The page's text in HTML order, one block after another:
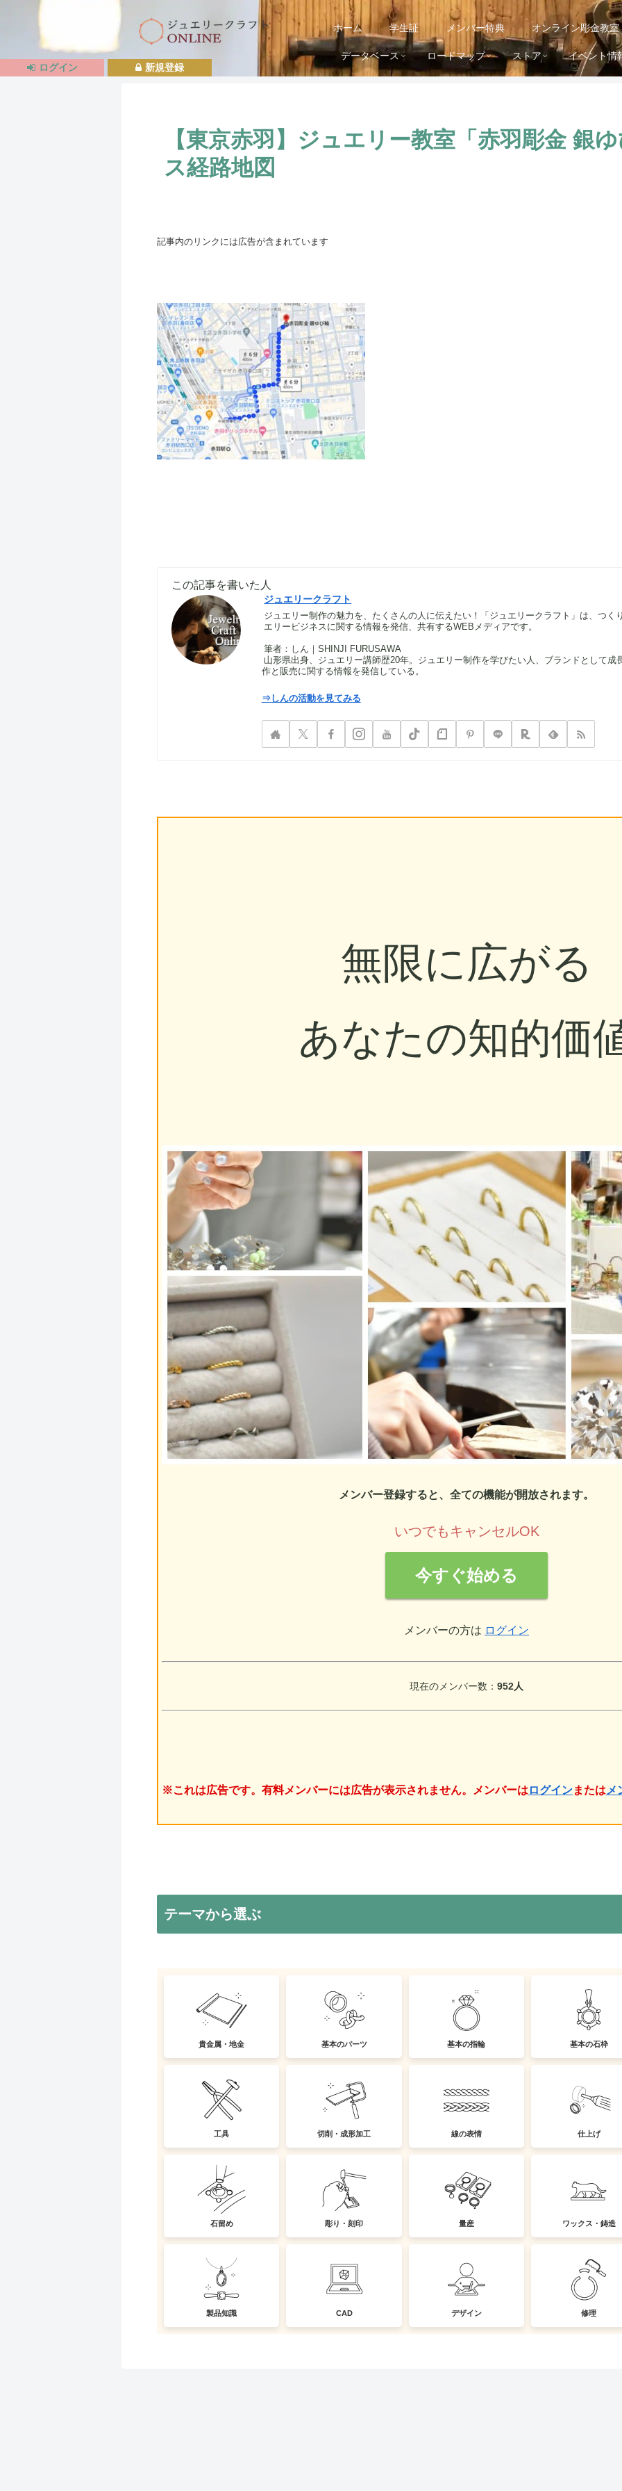
ホーム 学生証 メンバー特典 オンライン彫金教室
データベース ロードマップ ストア イベント情
【東京赤羽】ジュエリー教室「赤羽彫金 銀
ス経路地図
記事内のリンクには広告が含まれています
この記事を書いた人
ジュエリークラフト
ジュエリー制作の魅力を、たくさんの人に伝えたい！「ジュエリークラフト」は、つく
エリービジネスに関する情報を発信、共有するWEBメディアです。
筆者：しん｜SHINJI FURUSAWA
山形県出身、ジュエリー講師歴20年。ジュエリー制作を学びたい人、ブランドとして成
作と販売に関する情報を発信している。
⇒しんの活動を見てみる
無限に広がる
あなたの知的価
メンバー登録すると、全ての機能が開放されます。
いつでもキャンセルOK
今すぐ始める
メンバーの方は ログイン
現在のメンバー数： 952人
※これは広告です。有料メンバーには広告が表示されません。メンバーは ログインまたは メ
テーマから選ぶ
貴金属・地金 基本のパーツ 基本の指輪 基本の石枠
工具 切削・成形加工 線の表情 仕上げ
石留め 彫り・刻印 量産 ワックス・鋳造
製品知識 CAD デザイン 修理
新規登録
ログイン